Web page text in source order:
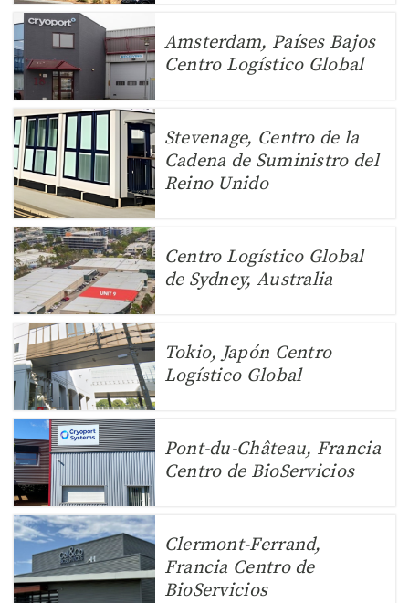
Amsterdam, Países Bajos
Centro Logístico Global
Stevenage, Centro de la
Cadena de Suministro del
Reino Unido
Centro Logístico Global
de Sydney, Australia
Tokio, Japón Centro
Logístico Global
Pont-du-Château, Francia
Centro de BioServicios
Clermont-Ferrand,
Francia Centro de
BioServicios